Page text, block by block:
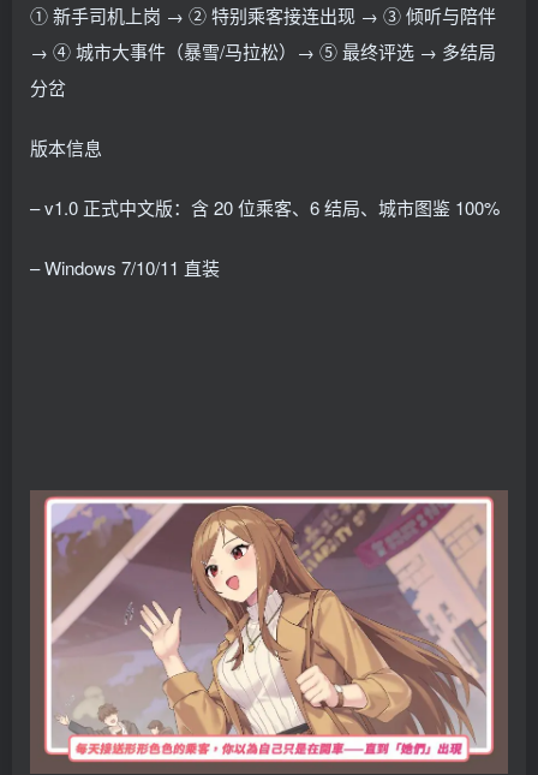
① 新手司机上岗 → ② 特别乘客接连出现 → ③ 倾听与陪伴
→ ④ 城市大事件（暴雪/马拉松）→ ⑤ 最终评选 → 多结局
分岔
版本信息
– v1.0 正式中文版：含 20 位乘客、6 结局、城市图鉴 100%
– Windows 7/10/11 直装